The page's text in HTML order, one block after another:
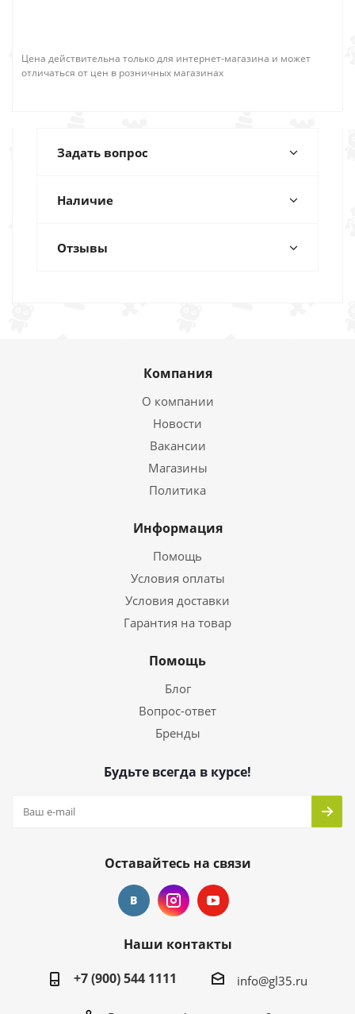
Цена действительна только для интернет-магазина и может
отличаться от цен в розничных магазинах
Задать вопрос
Наличие
Отзывы
Компания
О компании
Новости
Вакансии
Магазины
Политика
Информация
Помощь
Условия оплаты
Условия доставки
Гарантия на товар
Помощь
Блог
Вопрос-ответ
Бренды
Будьте всегда в курсе!
Оставайтесь на связи
Наши контакты
+7 (900) 544 1111
info@gl35.ru